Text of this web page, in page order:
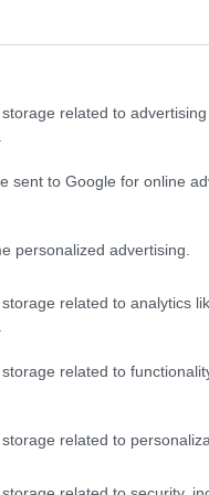
related to
sent to Google for online
personalized advertising.
related to analytics
related to
related to